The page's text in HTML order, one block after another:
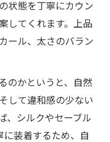
状態を丁寧にカウン
してくれます。上品
ール、太さのバラン
のかというと、自然
して違和感の少ない
、シルクやセーブル
装着するため、自